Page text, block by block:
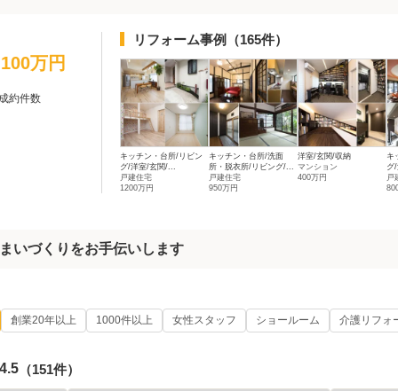
万円
約件数
リフォーム事例 （165件）
キッチン・台所/リビン
グ/洋室/玄関/...
戸建住宅
1200万円
キッチン・台所/洗面
所・脱衣所/リビング/...
戸建住宅
950万円
洋室/玄関/収納
マンション
400万円
キ
グ
戸
いづくりをお手伝いします
創業20年以上 1000件以上 女性スタッフ ショールーム 介護リフォ
4.5 （151件）